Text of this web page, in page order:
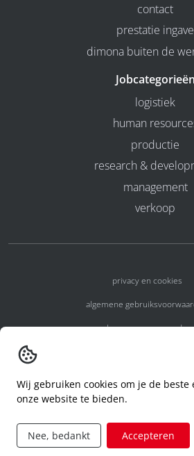
contact
prestatie ingave
dimona buiten de
Jobcategorieën
logistiek
human
productie
research &
management
verkoop
privacy en cookies
algemene
algemene voorwaarden
code of conduct
aanvraag rechten ivm
Wij gebruiken cookies om je de beste
onze website te bieden.
Nee, bedankt Accepteren